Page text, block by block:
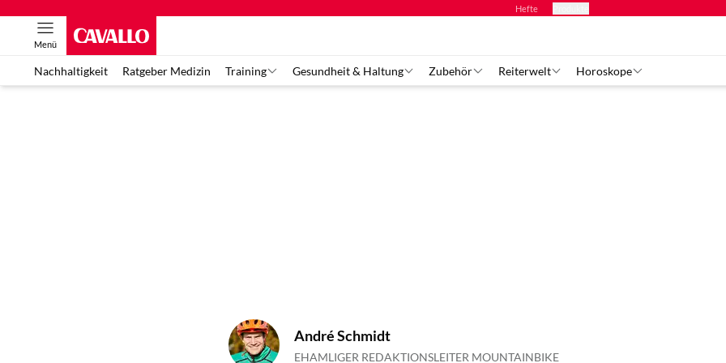
Hefte
Menü
Nachhaltigkeit Ratgeber Medizin Training Gesundheit & Haltung Zubehör Reiterwelt Horoskope
André Schmidt
EHAMLIGER REDAKTIONSLEITER MOUNTAINBIKE